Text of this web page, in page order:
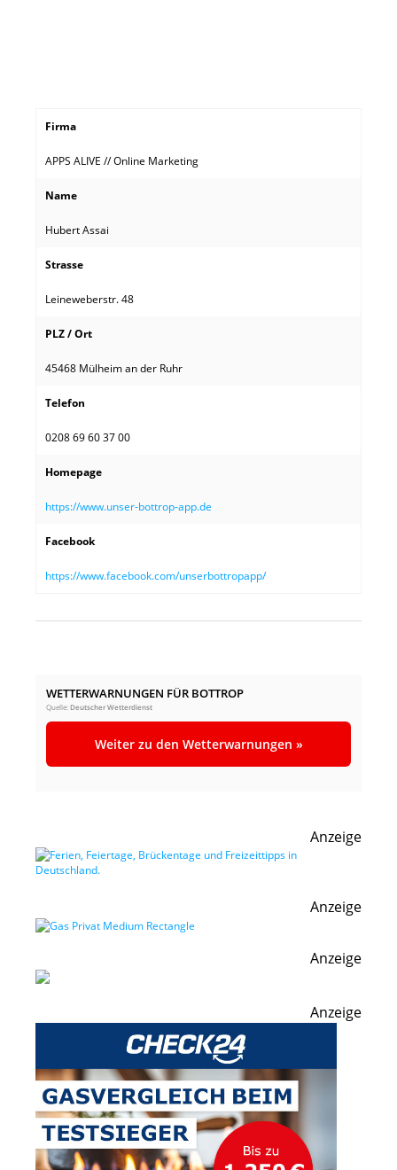
Firma
APPS ALIVE // Online Marketing
Name
Hubert Assai
Strasse
Leineweberstr. 48
PLZ / Ort
45468 Mülheim an der Ruhr
Telefon
0208 69 60 37 00
Homepage
https://www.unser-bottrop-app.de
Facebook
https://www.facebook.com/unserbottropapp/
WETTERWARNUNGEN FÜR BOTTROP
Quelle:Deutscher Wetterdienst
Weiter zu den Wetterwarnungen »
Anzeige
Anzeige
Anzeige
Anzeige